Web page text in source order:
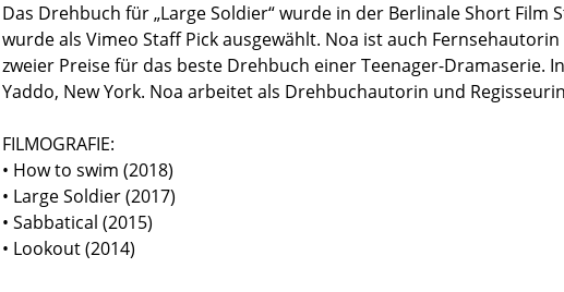
Das Drehbuch für „Large Soldier“ wurde in der Berlinale Short
wurde als Vimeo Staff Pick ausgewählt. Noa ist auch
zweier Preise für das beste Drehbuch einer Teenager-Dramaserie.
Yaddo, New York. Noa arbeitet als Drehbuchautorin und
FILMOGRAFIE:
• How to swim (2018)
• Large Soldier (2017)
• Sabbatical (2015)
• Lookout (2014)